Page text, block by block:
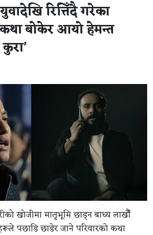
रित्तिँदै गरेका
बोकेर आयो हेमन्त
खोजीमा मातृभूमि छाड्न बाध्य लाखौँ
पछाडि छाडेर जाने परिवारको कथा